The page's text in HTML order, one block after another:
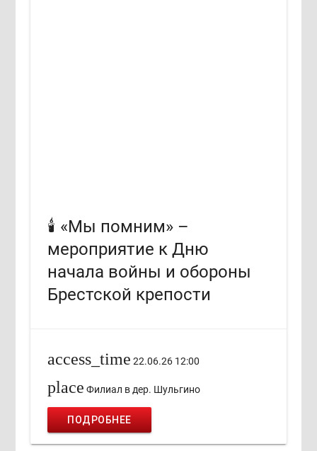
🕯️ «Мы помним» –
мероприятие к Дню
начала войны и обороны
Брестской крепости
access_time 22.06.26 12:00
place Филиал в дер. Шульгино
ПОДРОБНЕЕ